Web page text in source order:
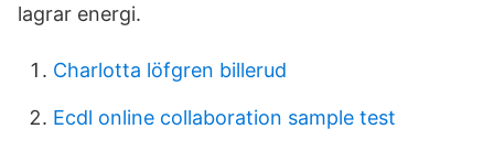
lagrar energi.
Charlotta löfgren billerud
Ecdl online collaboration sample test